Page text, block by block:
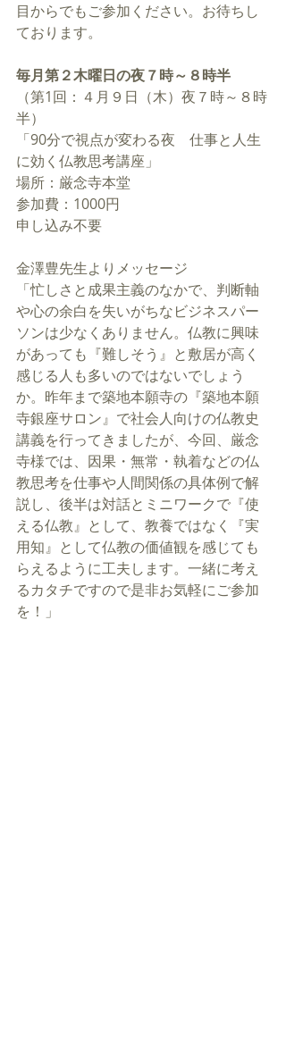
目からでもご参加ください。お待ちし
ております。
毎月第２木曜日の夜７時～８時半
（第1回：４月９日（木）夜７時～８時
半）
「90分で視点が変わる夜　仕事と人生
に効く仏教思考講座」
場所：厳念寺本堂
参加費：1000円
申し込み不要
金澤豊先生よりメッセージ
「忙しさと成果主義のなかで、判断軸
や心の余白を失いがちなビジネスパー
ソンは少なくありません。仏教に興味
があっても『難しそう』と敷居が高く
感じる人も多いのではないでしょう
か。昨年まで築地本願寺の『築地本願
寺銀座サロン』で社会人向けの仏教史
講義を行ってきましたが、今回、厳念
寺様では、因果・無常・執着などの仏
教思考を仕事や人間関係の具体例で解
説し、後半は対話とミニワークで『使
える仏教』として、教養ではなく『実
用知』として仏教の価値観を感じても
らえるように工夫します。一緒に考え
るカタチですので是非お気軽にご参加
を！」